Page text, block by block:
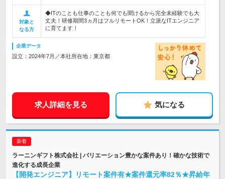
対象と
なる方
◆ITのことも仕事のことも何でも聞けるから完全未経験でも大
丈夫！研修期間3ヵ月はフルリモートOK！立派なITエンジニア
に育てます！
企業データ
設立：2024年7月／本社所在地：東京都
求人詳細を見る 気になる
ラーニンギフト株式会社 | バリエーション豊かな案件あり！確かな技術で
進化する成長企業
【開発エンジニア】リモート案件有★案件還元率82％★昇給年